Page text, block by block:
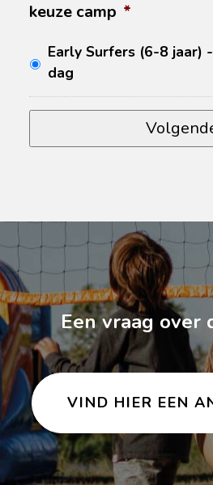
keuze camp *
Early Surfers (6-8 jaar)
dag
Een vraag over
VIND HIER EEN